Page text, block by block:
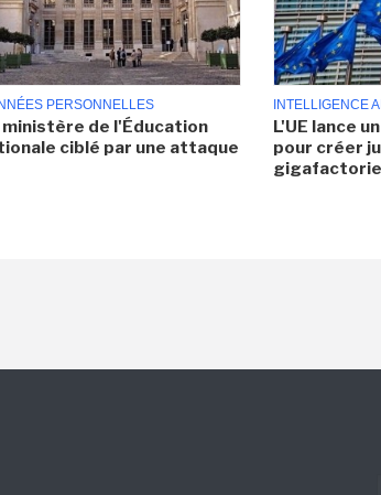
PERSONNELLES
ministère de l'Éducation
ciblé par une attaque
INTELLIGENCE
L'UE lance
pour créer